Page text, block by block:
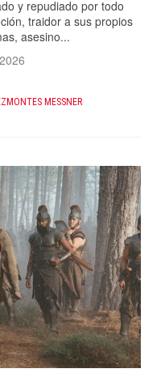
y repudiado por todo
traidor a sus propios
asesino...
MESSNER